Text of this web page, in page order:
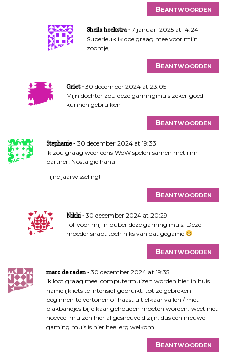
Beantwoorden
Sheila hoekstra
7 januari 2025 at 14:24
Superleuk ik doe graag mee voor mijn
zoontje,
Beantwoorden
Griet
30 december 2024 at 23:05
Mijn dochter zou deze gamingmuis zeker goed
kunnen gebruiken
Beantwoorden
Stephanie
30 december 2024 at 19:33
Ik zou graag weer eens WoW spelen samen met mn
partner! Nostalgie haha
Fijne jaarwisseling!
Beantwoorden
Nikki
30 december 2024 at 20:29
Tof voor mij ln puber deze gaming muis. Deze
moeder snapt toch niks van dat gegame
Beantwoorden
marc de raden
30 december 2024 at 19:35
ik loot graag mee. computermuizen worden hier in huis
namelijk iets te intensief gebruikt. tot ze gebreken
beginnen te vertonen of haast uit elkaar vallen / met
plakbandjes bij elkaar gehouden moeten worden. weet niet
hoeveel muizen hier al gesneuveld zijn. dus een nieuwe
gaming muis is hier heel erg welkom
Beantwoorden